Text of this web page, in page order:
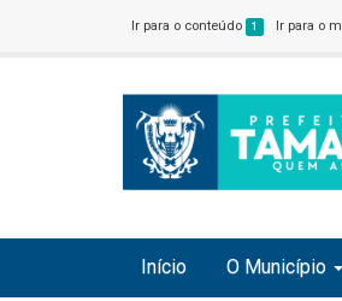
Ir para o conteúdo 1 Ir para o
Início O Município